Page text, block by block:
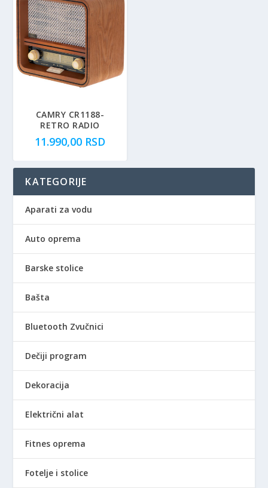
CAMRY CR1188-
RETRO RADIO
11.990,00 RSD
KATEGORIJE
Aparati za vodu
Auto oprema
Barske stolice
Bašta
Bluetooth Zvučnici
Dečiji program
Dekoracija
Električni alat
Fitnes oprema
Fotelje i stolice